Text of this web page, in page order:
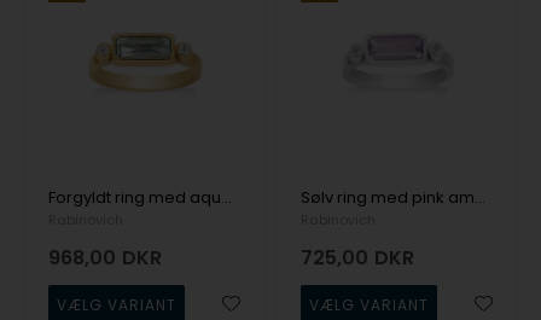
Forgyldt ring med aquablå kvarts & zirkoner - Rabinovich
968,00 DKR
Sølv ring med pink ametyst & zirkoner - Rabinovich
725,00 DKR